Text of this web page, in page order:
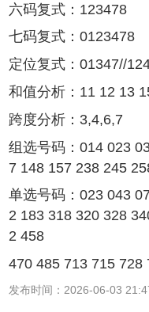
六码复式：123478
七码复式：0123478
定位复式：01347//
和值分析：11 12 13
跨度分析：3,4,6,7
组选号码：014 023
7 148 157 238 245
单选号码：023 043
2 183 318 320 328
2 458
470 485 713 715 728
发布时间：2026-06-03